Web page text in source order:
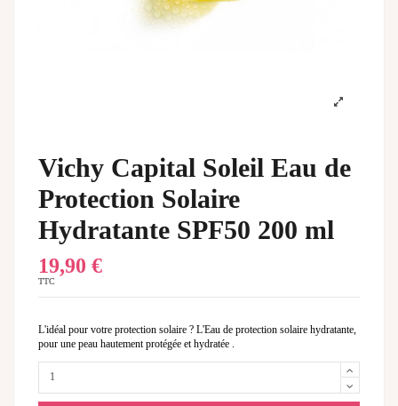
Vichy Capital Soleil Eau de
Protection Solaire
Hydratante SPF50 200 ml
19,90 €
TTC
L'idéal pour votre protection solaire ? L'Eau de protection solaire hydratante,
pour une peau hautement protégée et hydratée .